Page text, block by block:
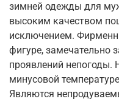
зимней одежды для
высоким качеством
исключением.
фигуре, замечательно
проявлений непогоды.
минусовой
Являются